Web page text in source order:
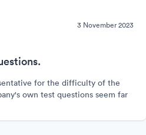
3 November 2023
for the difficulty of the
own test questions seem far